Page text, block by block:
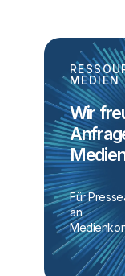
MEDIEN
Wir
Für
an: